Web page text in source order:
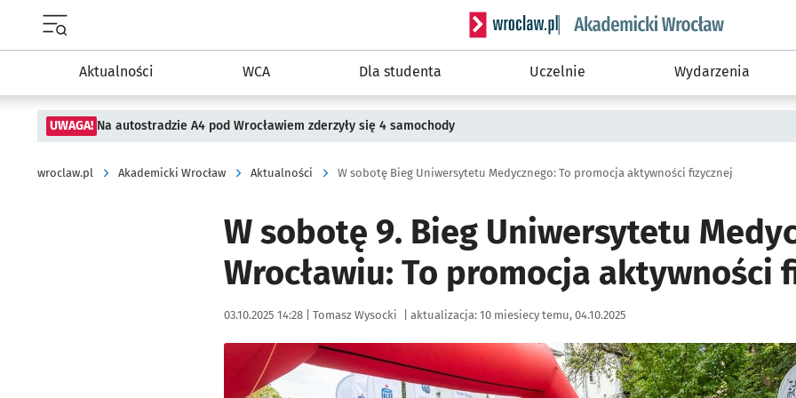
Menu główne portalu wroclaw.pl
Serwis informacyjny wroclaw.pl podserwis:
Aktualności WCA Dla studenta Uczelnie Wydarzenia
UWAGA! Na autostradzie A4 pod Wrocławiem zderzyły się 4 samochody
wroclaw.pl Akademicki Wrocław Aktualności W sobotę Bieg Uniwersytetu Medycznego: To promocja aktywności fizycznej
W sobotę 9. Bieg Uniwersytetu
Wrocławiu: To promocja aktywności
Data publikacji:
03.10.2025 14:28 | Autor:
Tomasz Wysocki aktualizacja: 10 miesiecy temu, 04.10.2025
Kliknij, aby powiększyć